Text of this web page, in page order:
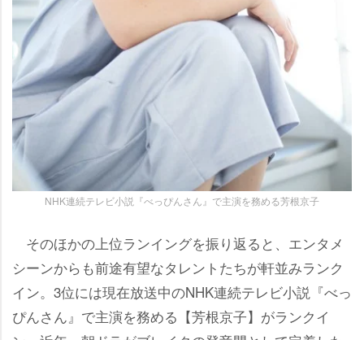
NHK連続テレビ小説『べっぴんさん』で主演を務める芳根京子
そのほかの上位ランイングを振り返ると、エンタメ
シーンからも前途有望なタレントたちが軒並みランク
イン。3位には現在放送中のNHK連続テレビ小説『べっ
ぴんさん』で主演を務める【芳根京子】がランクイ